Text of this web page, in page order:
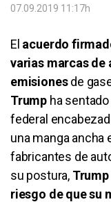
07.09.2019 11:17h
El acuerdo
varias marcas de
emisionesde
Trump ha
federal
una manga ancha
fabricantes de
su postura,
riesgo de que su